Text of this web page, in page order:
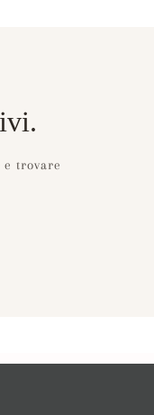
trovare